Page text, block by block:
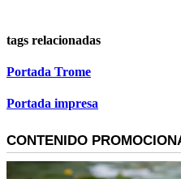
tags relacionadas
Portada Trome
Portada impresa